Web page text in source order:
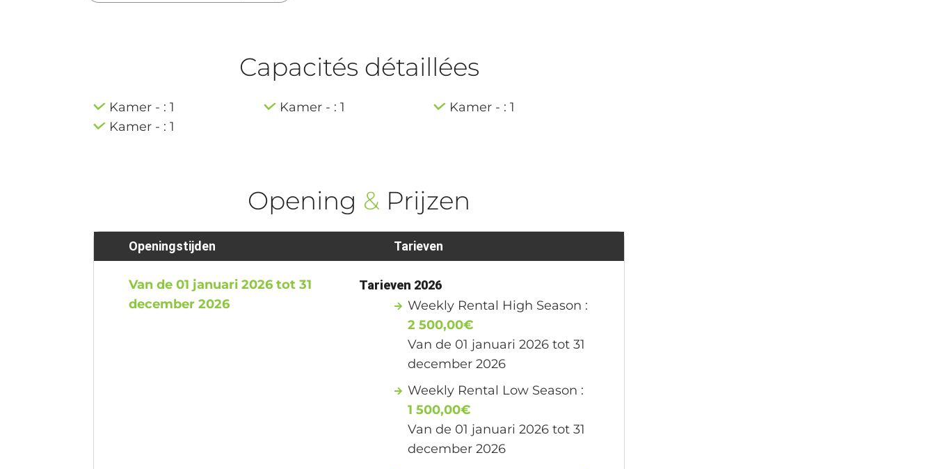
Capacités détaillées
Kamer - : 1 Kamer - : 1
Kamer - : 1
Kamer - : 1
Opening & Prijzen
Openingstijden
Van de 01 januari 2026 tot 31
december 2026
Tarieven
Tarieven 2026
Weekly Rental High Season :
2 500,00€
Van de 01 januari 2026 tot 31
december 2026
Weekly Rental Low Season :
1 500,00€
Van de 01 januari 2026 tot 31
december 2026